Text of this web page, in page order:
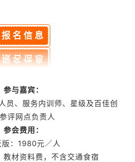
报名信息
参与嘉宾：
员、服务内训师、星级及百佳创
评网点负责人
参会费用：
版：1980元／人
教材资料费，不含交通食宿